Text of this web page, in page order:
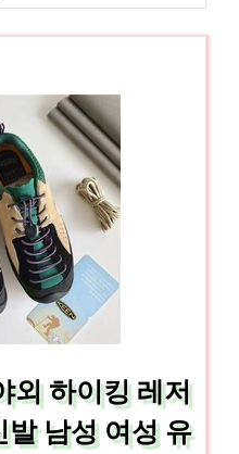
외 하이킹 레저
발 남성 여성 유